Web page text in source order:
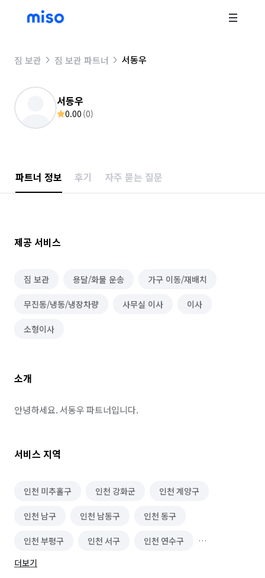
짐 보관 짐 보관 파트너 서동우
서동우
0.00 (0)
파트너 정보 후기 자주 묻는 질문
제공 서비스
짐 보관 용달/화물 운송 가구 이동/재배치
무진동/냉동/냉장차량 사무실 이사 이사
소형이사
소개
안녕하세요. 서동우 파트너입니다.
서비스 지역
인천 미추홀구 인천 강화군 인천 계양구
인천 남구 인천 남동구 인천 동구
인천 부평구 인천 서구 인천 연수구
인천 옹진군
더보기